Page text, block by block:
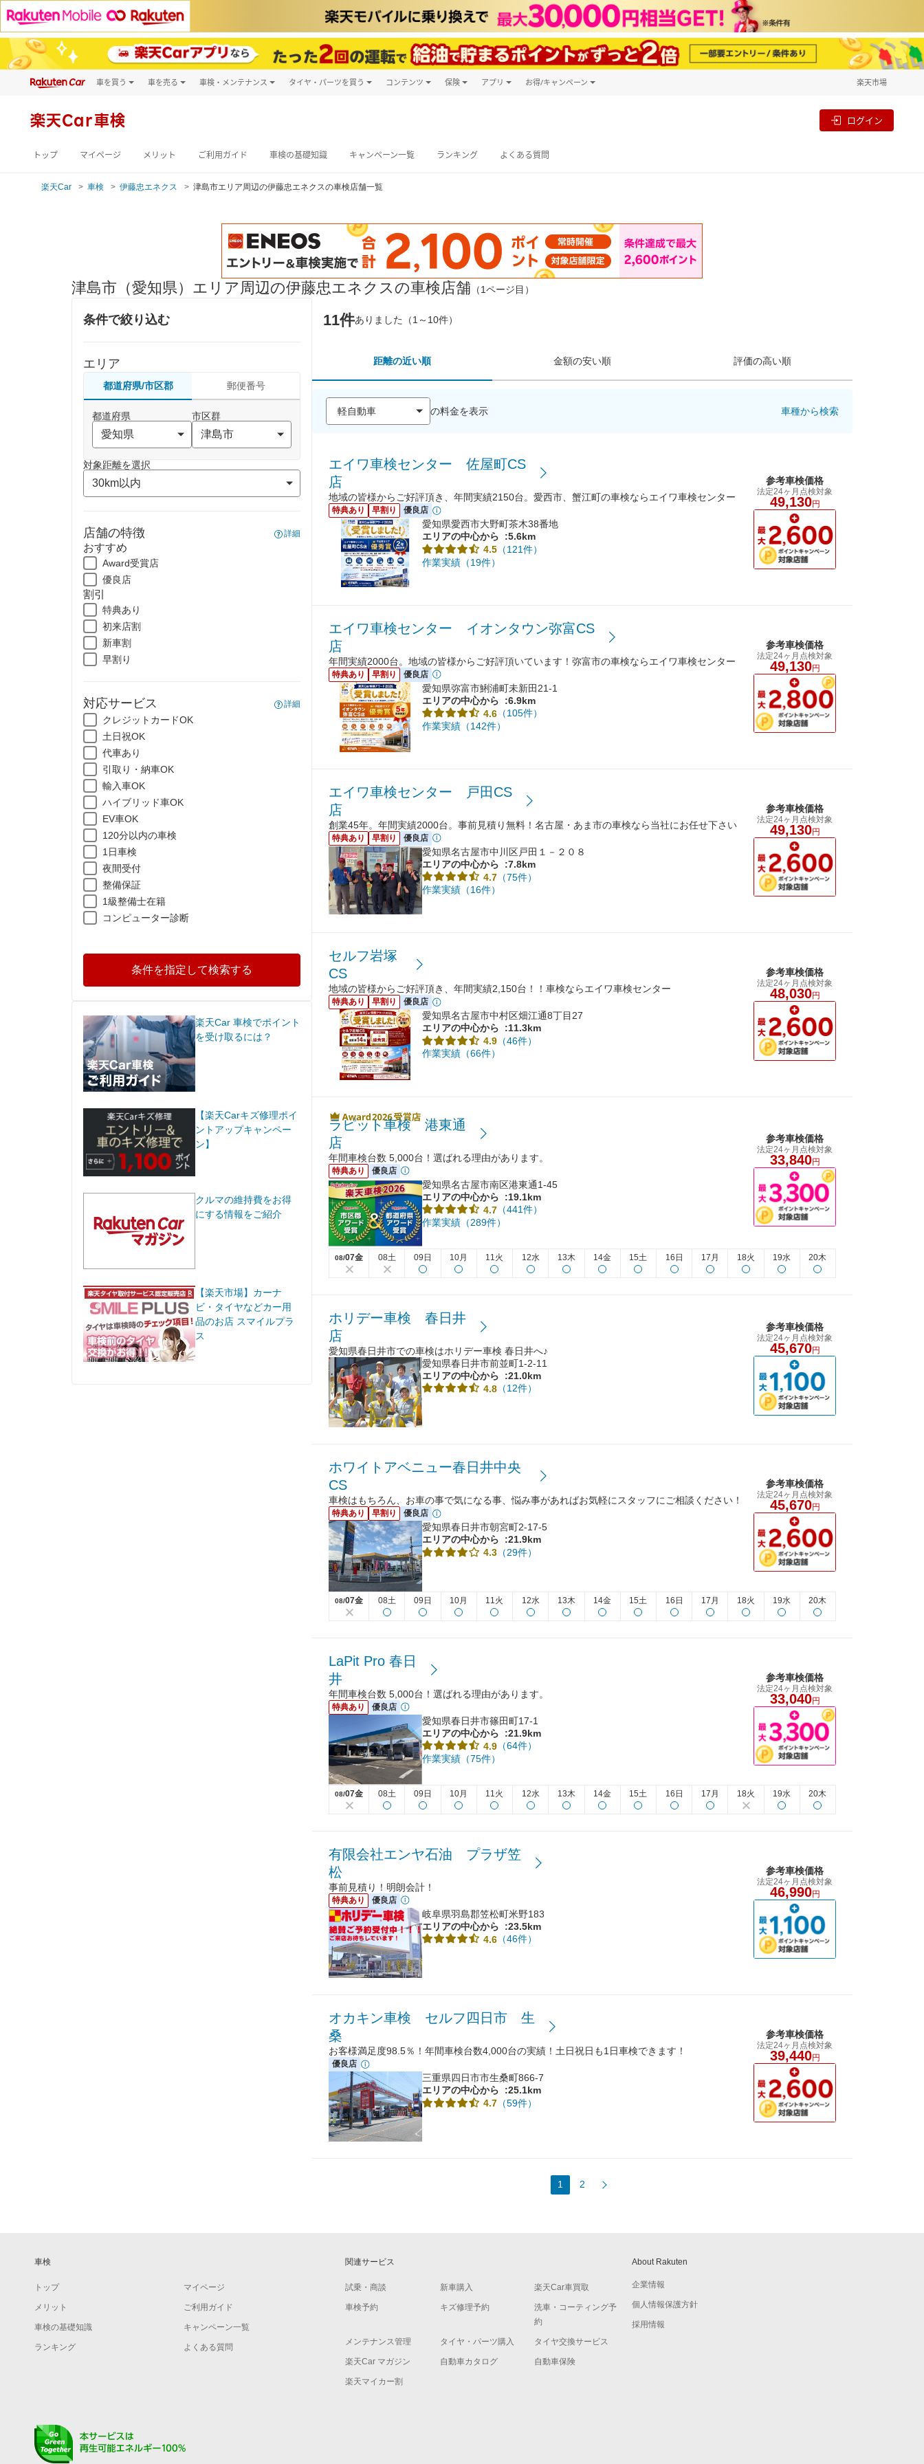
車を買う
新車
車を売る 車検・メンテナンス タイヤ・パーツを買う コンテンツ 保険 アプリ お得/キャンペーン 楽天市場
楽天Car車検 ログイン
トップ マイページ メリット ご利用ガイド 車検の基礎知識 キャンペーン一覧 ランキング よくある質問
楽天Car 車検 伊藤忠エネクス 津島市エリア周辺の伊藤忠エネクスの車検店舗一覧
津島市（愛知県）エリア周辺の伊藤忠エネクスの車検店舗 （1ページ目）
条件で絞り込む
エリア
都道府県/市区郡 郵便番号
都道府県 市区群
対象距離を選択
店舗の特徴 詳細
おすすめ
Award受賞店
優良店
割引
特典あり
初来店割
新車割
早割り
対応サービス 詳細
クレジットカードOK
土日祝OK
代車あり
引取り・納車OK
輸入車OK
ハイブリッド車OK
EV車OK
120分以内の車検
1日車検
夜間受付
整備保証
1級整備士在籍
コンピューター診断
条件を指定して検索する
楽天Car 車検でポイント
を受け取るには？
【楽天Carキズ修理ポイ
ントアップキャンペー
ン】
クルマの維持費をお得
にする情報をご紹介
【楽天市場】カーナ
ビ・タイヤなどカー用
品のお店 スマイルプラ
ス
11件ありました（1～10件）
距離の近い順 金額の安い順 評価の高い順
の料金を表示 車種から検索
エイワ車検センター 佐屋町CS
店
地域の皆様からご好評頂き、年間実績2150台。愛西市、蟹江町の車検ならエイワ車検センター
特典あり 早割り 優良店
愛知県愛西市大野町茶木38番地
エリアの中心から
:5.6km
4.5 （121件）
作業実績（19件）
参考車検価格
法定24ヶ月点検対象
49,130円
エイワ車検センター イオンタウン弥富CS
店
年間実績2000台。地域の皆様からご好評頂いています！弥富市の車検ならエイワ車検センター
特典あり 早割り 優良店
愛知県弥富市鯏浦町未新田21-1
エリアの中心から
:6.9km
4.6 （105件）
作業実績（142件）
参考車検価格
法定24ヶ月点検対象
49,130円
エイワ車検センター 戸田CS
店
創業45年。年間実績2000台。事前見積り無料！名古屋・あま市の車検なら当社にお任せ下さい
特典あり 早割り 優良店
愛知県名古屋市中川区戸田１－２０８
エリアの中心から
:7.8km
4.7 （75件）
作業実績（16件）
参考車検価格
法定24ヶ月点検対象
49,130円
セルフ岩塚
CS
地域の皆様からご好評頂き、年間実績2,150台！！車検ならエイワ車検センター
特典あり 早割り 優良店
愛知県名古屋市中村区畑江通8丁目27
エリアの中心から
:11.3km
4.9 （46件）
作業実績（66件）
参考車検価格
法定24ヶ月点検対象
48,030円
ラピット車検 港東通
店
年間車検台数 5,000台！選ばれる理由があります。
特典あり 優良店
愛知県名古屋市南区港東通1-45
エリアの中心から
:19.1km
4.7 （441件）
作業実績（289件）
参考車検価格
法定24ヶ月点検対象
33,840円
08/07金 08土 09日 10月 11火 12水 13木 14金 15土 16日 17月 18火 19水 20木
ホリデー車検 春日井
店
愛知県春日井市での車検はホリデー車検 春日井へ♪
愛知県春日井市前並町1-2-11
エリアの中心から
:21.0km
4.8 （12件）
参考車検価格
法定24ヶ月点検対象
45,670円
ホワイトアベニュー春日井中央
CS
車検はもちろん、お車の事で気になる事、悩み事があればお気軽にスタッフにご相談ください！
特典あり 早割り 優良店
愛知県春日井市朝宮町2-17-5
エリアの中心から
:21.9km
4.3 （29件）
参考車検価格
法定24ヶ月点検対象
45,670円
08/07金 08土 09日 10月 11火 12水 13木 14金 15土 16日 17月 18火 19水 20木
LaPit Pro 春日
井
年間車検台数 5,000台！選ばれる理由があります。
特典あり 優良店
愛知県春日井市篠田町17-1
エリアの中心から
:21.9km
4.9 （64件）
作業実績（75件）
参考車検価格
法定24ヶ月点検対象
33,040円
08/07金 08土 09日 10月 11火 12水 13木 14金 15土 16日 17月 18火 19水 20木
有限会社エンヤ石油 プラザ笠
松
事前見積り！明朗会計！
特典あり 優良店
岐阜県羽島郡笠松町米野183
エリアの中心から
:23.5km
4.6 （46件）
参考車検価格
法定24ヶ月点検対象
46,990円
オカキン車検 セルフ四日市 生
桑
お客様満足度98.5％！年間車検台数4,000台の実績！土日祝日も1日車検できます！
優良店
三重県四日市市生桑町866-7
エリアの中心から
:25.1km
4.7 （59件）
参考車検価格
法定24ヶ月点検対象
39,440円
1 2
車検
トップ マイページ
メリット ご利用ガイド
車検の基礎知識 キャンペーン一覧
ランキング よくある質問
関連サービス
試乗・商談 新車購入 楽天Car車買取
車検予約 キズ修理予約
洗車・コーティング予
約
メンテナンス管理 タイヤ・パーツ購入 タイヤ交換サービス
楽天Car マガジン 自動車カタログ 自動車保険
楽天マイカー割
About Rakuten
企業情報
個人情報保護方針
採用情報